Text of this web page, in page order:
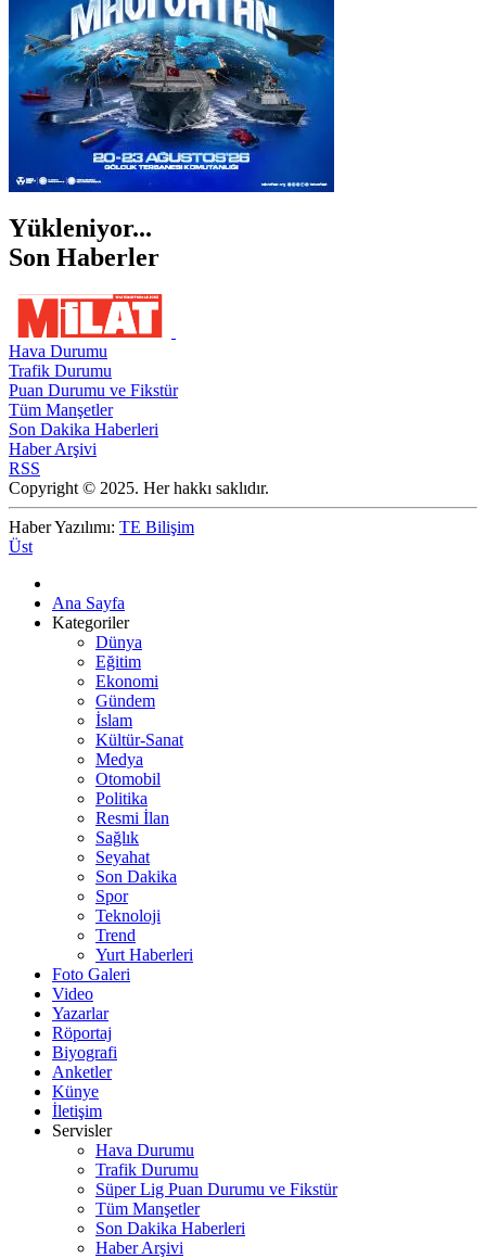
Yükleniyor...
Son Haberler
Hava Durumu
Trafik Durumu
Puan Durumu ve Fikstür
Tüm Manşetler
Son Dakika Haberleri
Haber Arşivi
RSS
Copyright © 2025. Her hakkı saklıdır.
Haber Yazılımı: TE Bilişim
Üst
Ana Sayfa
Kategoriler
Dünya
Eğitim
Ekonomi
Gündem
İslam
Kültür-Sanat
Medya
Otomobil
Politika
Resmi İlan
Sağlık
Seyahat
Son Dakika
Spor
Teknoloji
Trend
Yurt Haberleri
Foto Galeri
Video
Yazarlar
Röportaj
Biyografi
Anketler
Künye
İletişim
Servisler
Hava Durumu
Trafik Durumu
Süper Lig Puan Durumu ve Fikstür
Tüm Manşetler
Son Dakika Haberleri
Haber Arşivi